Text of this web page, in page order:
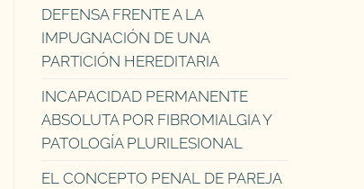
DEFENSA FRENTE A LA
IMPUGNACIÓN DE UNA
PARTICIÓN HEREDITARIA
INCAPACIDAD PERMANENTE
ABSOLUTA POR FIBROMIALGIA Y
PATOLOGÍA PLURILESIONAL
EL CONCEPTO PENAL DE PAREJA